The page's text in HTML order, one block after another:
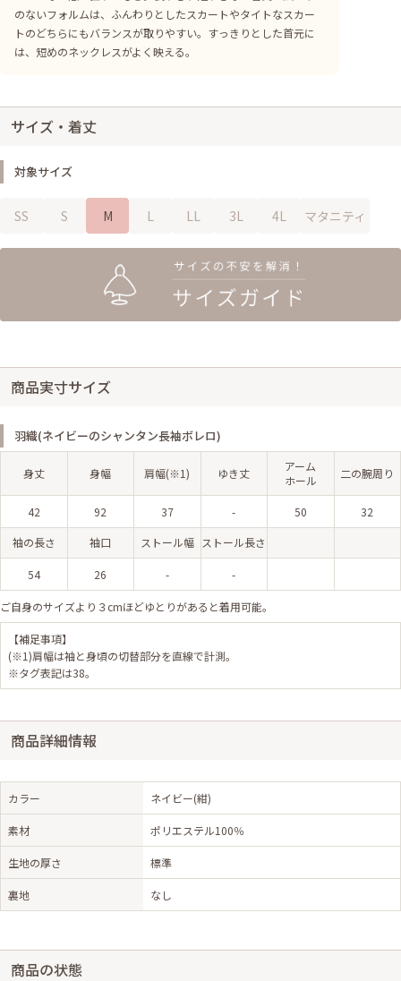
のないフォルムは、ふんわりとしたスカートやタイトなスカー
トのどちらにもバランスが取りやすい。すっきりとした首元に
は、短めのネックレスがよく映える。
サイズ・着丈
対象サイズ
SS S M L LL 3L 4L マタニティ
商品実寸サイズ
羽織(ネイビーのシャンタン長袖ボレロ)
身丈 身幅 肩幅(※1) ゆき丈
アーム
ホール
二の腕周り
42 92 37 - 50 32
袖の長さ 袖口 ストール幅 ストール長さ
54 26 - -
ご自身のサイズより３cmほどゆとりがあると着用可能。
【補足事項】
(※1)肩幅は袖と身頃の切替部分を直線で計測。
※タグ表記は38。
商品詳細情報
カラー ネイビー(紺)
素材 ポリエステル100％
生地の厚さ 標準
裏地 なし
商品の状態